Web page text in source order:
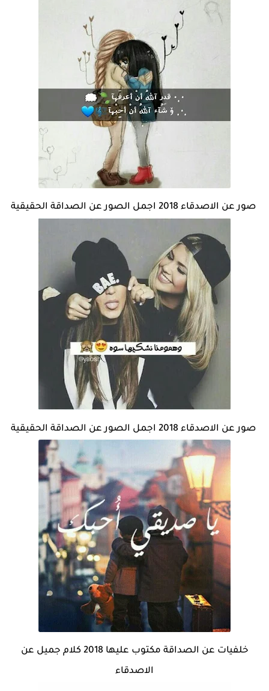
صور عن الاصدقاء 2018 اجمل الصور عن الصداقة الحقيقية
صور عن الاصدقاء 2018 اجمل الصور عن الصداقة الحقيقية
خلفيات عن الصداقة مكتوب عليها 2018 كلام جميل عن
الاصدقاء